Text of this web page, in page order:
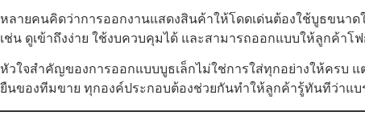
หลายคนคิดว่าการออกงานแสดงสินค้าให้โดดเด่นต้องใช้บูธขนา
เช่น ดูเข้าถึงง่าย ใช้งบควบคุมได้ และสามารถออกแบบให้ลูกค้าโ
หัวใจสำคัญของการออกแบบบูธเล็กไม่ใช่การใส่ทุกอย่างให้ครบ
ยืนของทีมขาย ทุกองค์ประกอบต้องช่วยกันทำให้ลูกค้ารู้ทันทีว่าแบ